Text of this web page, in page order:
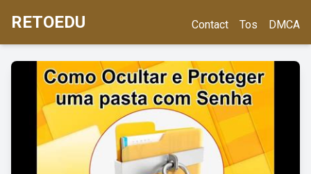
RETOEDU Contact Tos DMCA